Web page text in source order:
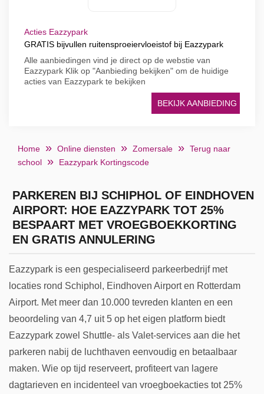
Acties Eazzypark
GRATIS bijvullen ruitensproeiervloeistof bij Eazzypark
Alle aanbiedingen vind je direct op de webstie van
Eazzypark Klik op "Aanbieding bekijken" om de huidige
acties van Eazzypark te bekijken
BEKIJK AANBIEDING
Home Online diensten Zomersale
Terug naar
school
Eazzypark Kortingscode
PARKEREN BIJ SCHIPHOL OF EINDHOVEN
AIRPORT: HOE EAZZYPARK TOT 25%
BESPAART MET VROEGBOEKKORTING
EN GRATIS ANNULERING
Eazzypark is een gespecialiseerd parkeerbedrijf met
locaties rond Schiphol, Eindhoven Airport en Rotterdam
Airport. Met meer dan 10.000 tevreden klanten en een
beoordeling van 4,7 uit 5 op het eigen platform biedt
Eazzypark zowel Shuttle- als Valet-services aan die het
parkeren nabij de luchthaven eenvoudig en betaalbaar
maken. Wie op tijd reserveert, profiteert van lagere
dagtarieven en incidenteel van vroegboekacties tot 25%